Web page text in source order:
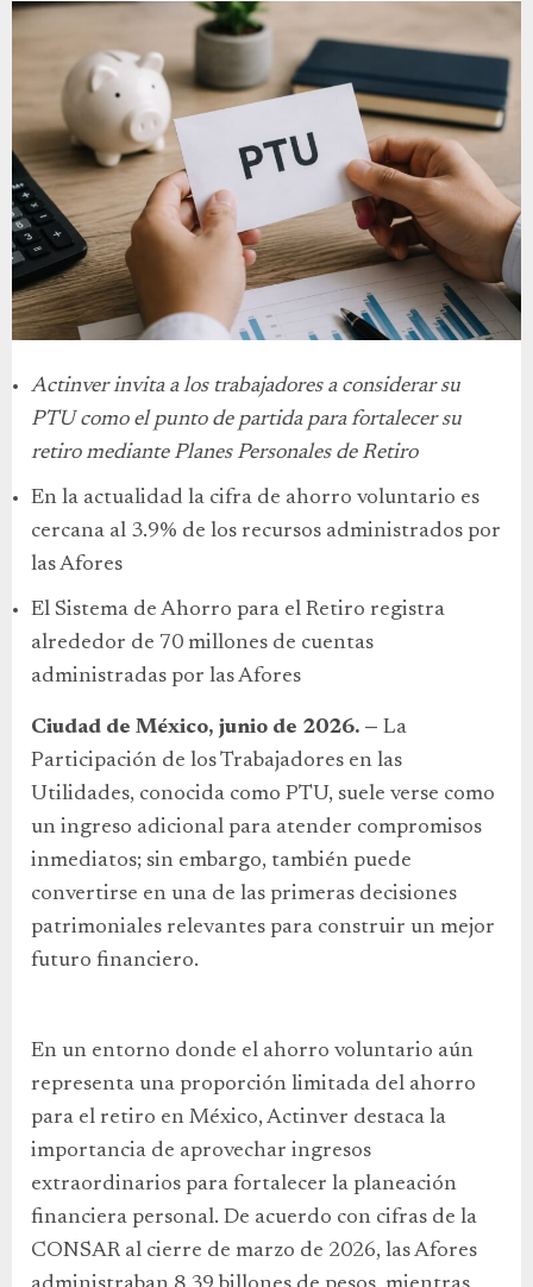
Actinver invita a los trabajadores a considerar su
PTU como el punto de partida para fortalecer su
retiro mediante Planes Personales de Retiro
En la actualidad la cifra de ahorro voluntario es
cercana al 3.9% de los recursos administrados por
las Afores
El Sistema de Ahorro para el Retiro registra
alrededor de 70 millones de cuentas
administradas por las Afores
Ciudad de México, junio de 2026. — La
Participación de los Trabajadores en las
Utilidades, conocida como PTU, suele verse como
un ingreso adicional para atender compromisos
inmediatos; sin embargo, también puede
convertirse en una de las primeras decisiones
patrimoniales relevantes para construir un mejor
futuro financiero.
En un entorno donde el ahorro voluntario aún
representa una proporción limitada del ahorro
para el retiro en México, Actinver destaca la
importancia de aprovechar ingresos
extraordinarios para fortalecer la planeación
financiera personal. De acuerdo con cifras de la
CONSAR al cierre de marzo de 2026, las Afores